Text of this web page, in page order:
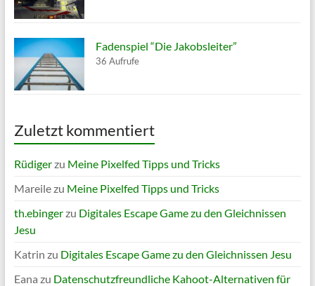
Fadenspiel “Die Jakobsleiter”
36 Aufrufe
Zuletzt kommentiert
Rüdigerzu Meine Pixelfed Tipps und Tricks
Mareilezu Meine Pixelfed Tipps und Tricks
th.ebingerzu Digitales Escape Game zu den Gleichnissen
Jesu
Katrin zu Digitales Escape Game zu den Gleichnissen Jesu
Eana zu Datenschutzfreundliche Kahoot-Alternativen für